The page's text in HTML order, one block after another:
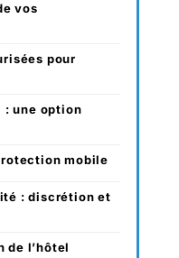
vos
pour
: une option
mobile
: discrétion et
de l’hôtel